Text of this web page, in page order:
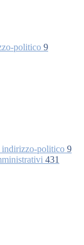
politico 9
indirizzo-politico 9
431